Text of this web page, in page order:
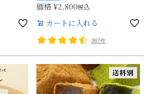
価格¥2,800税込
カートに入れる
387件